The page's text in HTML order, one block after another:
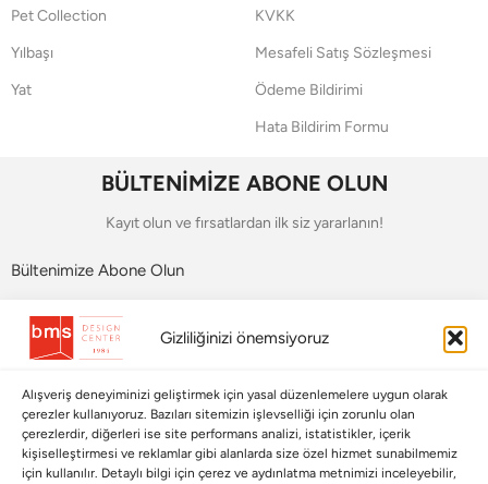
Gizliliğinizi önemsiyoruz
Alışveriş deneyiminizi geliştirmek için yasal düzenlemelere uygun olarak
çerezler kullanıyoruz. Bazıları sitemizin işlevselliği için zorunlu olan
çerezlerdir, diğerleri ise site performans analizi, istatistikler, içerik
kişiselleştirmesi ve reklamlar gibi alanlarda size özel hizmet sunabilmemiz
için kullanılır. Detaylı bilgi için çerez ve aydınlatma metnimizi inceleyebilir,
Pet Collection
Yılbaşı
Yat
KVKK
Mesafeli Satış Sözleşmesi
Ödeme Bildirimi
Hata Bildirim Formu
BÜLTENİMİZE ABONE OLUN
Kayıt olun ve fırsatlardan ilk siz yararlanın!
Bültenimize Abone Olun